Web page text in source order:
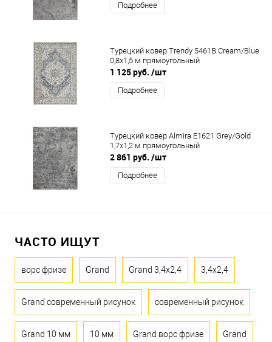
Подробнее
Турецкий ковер Trendy 5461B Cream/Blue
0,8x1,5 м прямоугольный
1 125 руб. /шт
Подробнее
Турецкий ковер Almira E1621 Grey/Gold
1,7x1,2 м прямоугольный
2 861 руб. /шт
Подробнее
ЧАСТО ИЩУТ
ворс фризе Grand Grand 3,4x2,4 3,4x2,4
Grand современный рисунок современный рисунок
Grand 10 мм 10 мм Grand ворс фризе Grand